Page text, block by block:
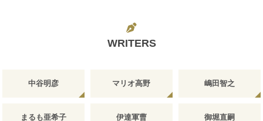
WRITERS
中谷明彦 マリオ高野 嶋田智之
まるも亜希子 伊達軍曹 御堀直嗣